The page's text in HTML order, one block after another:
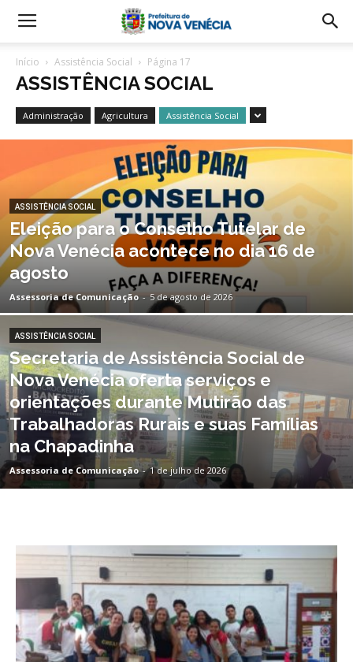
Início Assistência Social Página 17
ASSISTÊNCIA SOCIAL
Administração Agricultura Assistência Social
ASSISTÊNCIA SOCIAL
Eleição para o Conselho Tutelar de
Nova Venécia acontece no dia 16 de
agosto
Assessoria de Comunicação - 5 de agosto de 2026
ASSISTÊNCIA SOCIAL
Secretaria de Assistência Social de
Nova Venécia oferta serviços e
orientações durante Mutirão das
Trabalhadoras Rurais e suas Famílias
na Chapadinha
Assessoria de Comunicação - 1 de julho de 2026